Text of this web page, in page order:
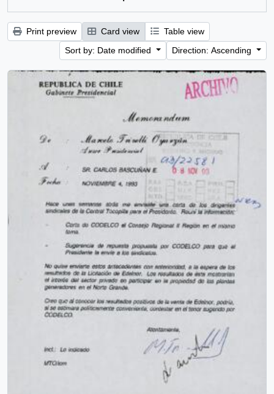
Print preview Card view
Table view
Sort by: Date modified
Direction: Ascending